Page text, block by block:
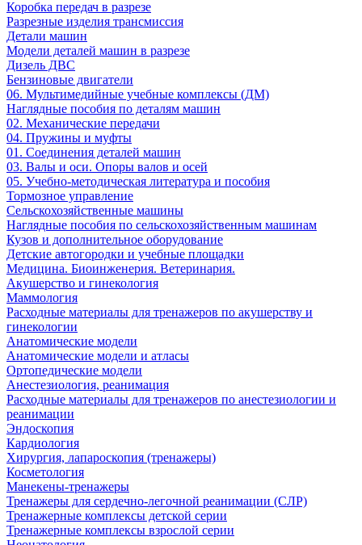
Коробка передач в разрезе
Разрезные изделия трансмиссия
Детали машин
Модели деталей машин в разрезе
Дизель ДВС
Бензиновые двигатели
06. Мультимедийные учебные комплексы (ДМ)
Наглядные пособия по деталям машин
02. Механические передачи
04. Пружины и муфты
01. Соединения деталей машин
03. Валы и оси. Опоры валов и осей
05. Учебно-методическая литература и пособия
Тормозное управление
Сельскохозяйственные машины
Наглядные пособия по сельскохозяйственным машинам
Кузов и дополнительное оборудование
Детские автогородки и учебные площадки
Медицина. Биоинженерия. Ветеринария.
Акушерство и гинекология
Маммология
Расходные материалы для тренажеров по акушерству и
гинекологии
Анатомические модели
Анатомические модели и атласы
Ортопедические модели
Анестезиология, реанимация
Расходные материалы для тренажеров по анестезиологии и
реанимации
Эндоскопия
Кардиология
Хирургия, лапароскопия (тренажеры)
Косметология
Манекены-тренажеры
Тренажеры для сердечно-легочной реанимации (СЛР)
Тренажерные комплексы детской серии
Тренажерные комплексы взрослой серии